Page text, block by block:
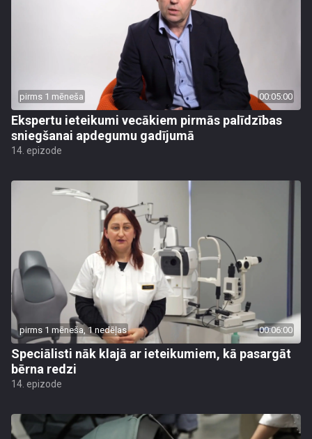
pirms 1 mēneša 00:05:00
Ekspertu ieteikumi vecākiem pirmās palīdzības
sniegšanai apdegumu gadījumā
14. epizode
pirms 1 mēneša, 1 nedēļas 00:06:00
Speciālisti nāk klajā ar ieteikumiem, kā pasargāt
bērna redzi
14. epizode